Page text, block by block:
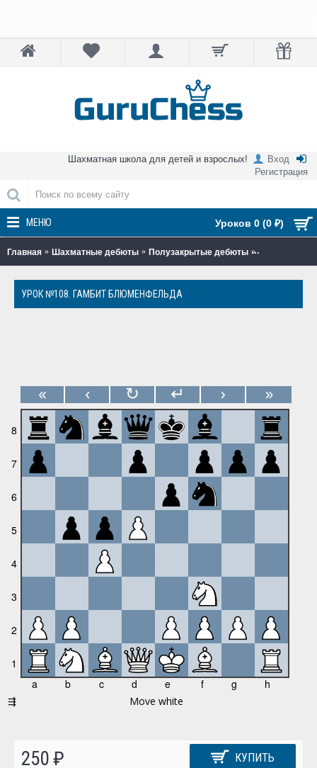
Шахматная школа для детей и взрослых!
Вход
Регистрация
Уроков 0 (0 ₽)
МЕНЮ
Главная Шахматные дебюты Полузакрытые дебюты Урок №108.
УРОК №108. ГАМБИТ БЛЮМЕНФЕЛЬДА
250 ₽ КУПИТЬ